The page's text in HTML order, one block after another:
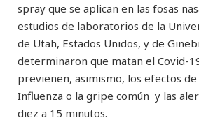
spray que se aplican en las fosas
estudios de laboratorios de la
de Utah, Estados Unidos, y de
determinaron que matan el Covid-
previenen, asimismo, los efectos
Influenza o la gripe común y las
diez a 15 minutos.